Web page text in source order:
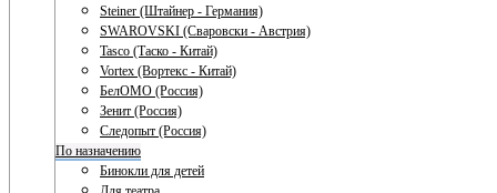
Steiner (Штайнер - Германия)
SWAROVSKI (Сваровски - Австрия)
Tasco (Таско - Китай)
Vortex (Вортекс - Китай)
БелОМО (Россия)
Зенит (Россия)
Следопыт (Россия)
По назначению
Бинокли для детей